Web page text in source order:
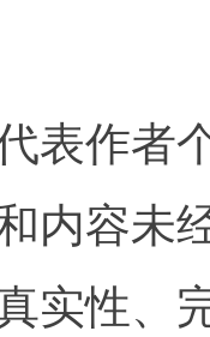
表作者
内容未
实性、